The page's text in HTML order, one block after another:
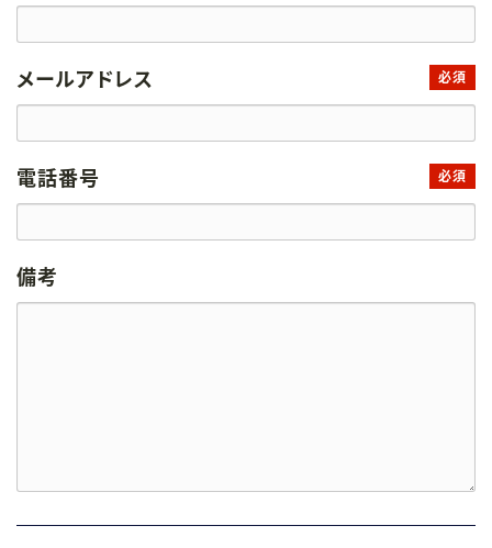
メールアドレス 必須
電話番号 必須
備考